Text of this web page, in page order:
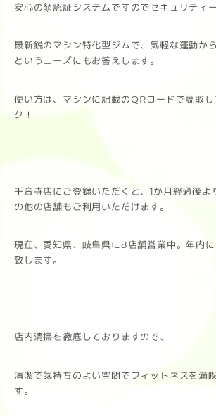
安心の顏認証システムですのでセキュリティ
最新鋭のマシン特化型ジムで、気軽な運動か
というニーズにもお答えします。
使い方は、マシンに記載のQRコードで読取
ク！
千音寺店にご登録いただくと、1か月経過後よ
の他の店舗もご利用いただけます。
現在、愛知県、岐阜県に8店舗営業中。年内
致します。
店内清掃を徹底しておりますので、
清潔で気持ちのよい空間でフィットネスを満
す。